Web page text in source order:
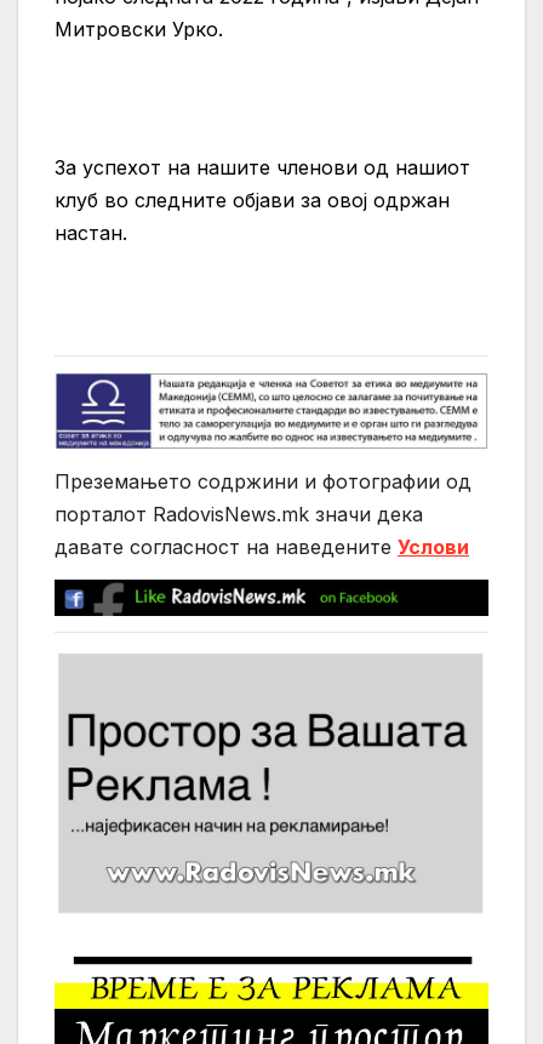
Митровски Урко.
За успехот на нашите членови од нашиот
клуб во следните објави за овој одржан
настан.
Преземањето содржини и фотографии од
порталот RadovisNews.mk значи дека
давате согласност на нaведените Услови